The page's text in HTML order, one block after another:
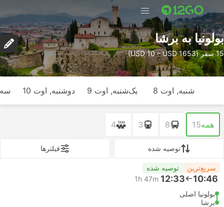
بولونیا به برشا
15 سفر (USD 10 – USD 1653)
شنبه, اوت 8 یک‌شنبه, اوت 9 دوشنبه, اوت 10
همه15
8
3
4
توصیه شده فیلتر‌ها
سریع‌ترین توصیه شده
10:46
12:33
1h 47m
بولونیا اصلی
برشا